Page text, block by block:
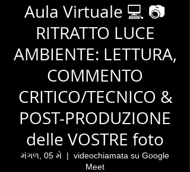
Aula Virtuale 💻 📷
RITRATTO LUCE
AMBIENTE: LETTURA,
COMMENTO
CRITICO/TECNICO &
POST-PRODUZIONE
delle VOSTRE foto
મંગળ, 05 મે
  |
videochiamata su Google
Meet